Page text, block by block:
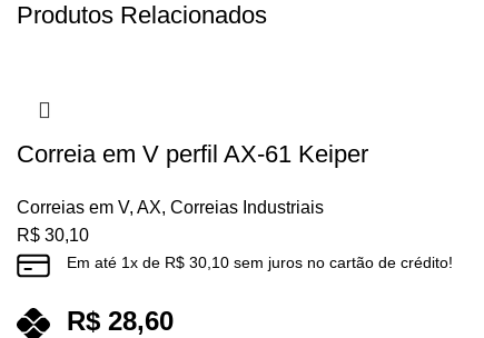
Produtos Relacionados
Correia em V perfil AX-61 Keiper
Correias em V, AX, Correias Industriais
R$ 30,10
Em até 1x de R$ 30,10 sem juros no cartão de crédito!
R$ 28,60